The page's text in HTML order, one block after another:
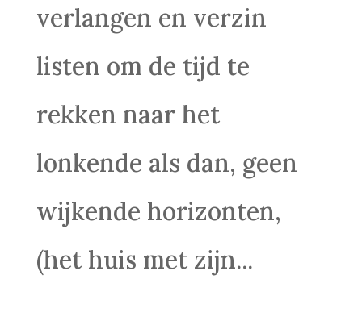
verlangen en verzin
listen om de tijd te
rekken naar het
lonkende als dan, geen
wijkende horizonten,
(het huis met zijn...